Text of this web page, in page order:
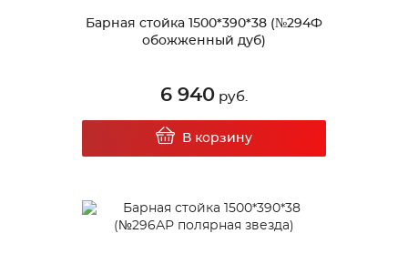
Барная стойка 1500*390*38 (№294Ф
обожженный дуб)
6 940 руб.
В корзину